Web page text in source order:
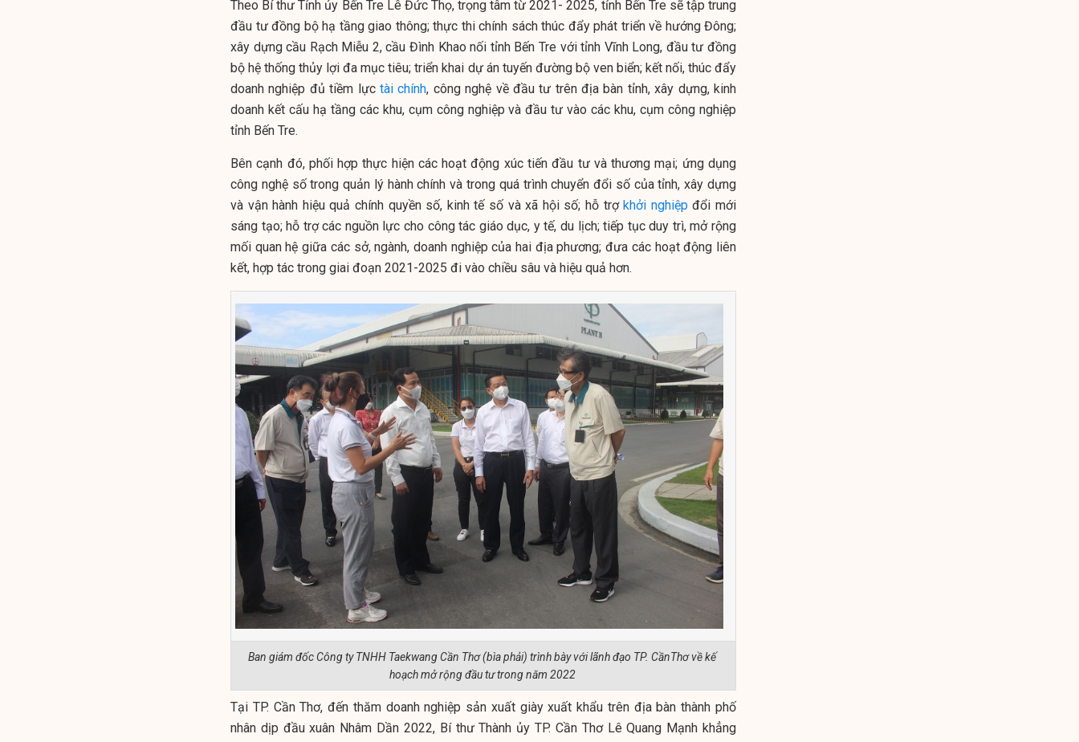
Theo Bí thư Tỉnh ủy Bến Tre Lê Đức Thọ, trọng tâm từ 2021- 2025, tỉnh Bến Tre sẽ tập trung
đầu tư đồng bộ hạ tầng giao thông; thực thi chính sách thúc đẩy phát triển về hướng Đông;
xây dựng cầu Rạch Miễu 2, cầu Đình Khao nối tỉnh Bến Tre với tỉnh Vĩnh Long, đầu tư đồng
bộ hệ thống thủy lợi đa mục tiêu; triển khai dự án tuyến đường bộ ven biển; kết nối, thúc đẩy
doanh nghiệp đủ tiềm lực tài chính, công nghệ về đầu tư trên địa bàn tỉnh, xây dựng, kinh
doanh kết cấu hạ tầng các khu, cụm công nghiệp và đầu tư vào các khu, cụm công nghiệp
tỉnh Bến Tre.
Bên cạnh đó, phối hợp thực hiện các hoạt động xúc tiến đầu tư và thương mại; ứng dụng
công nghệ số trong quản lý hành chính và trong quá trình chuyển đổi số của tỉnh, xây dựng
và vận hành hiệu quả chính quyền số, kinh tế số và xã hội số; hỗ trợkhởi nghiệpđổi mới
sáng tạo; hỗ trợ các nguồn lực cho công tác giáo dục, y tế, du lịch; tiếp tục duy trì, mở rộng
mối quan hệ giữa các sở, ngành, doanh nghiệp của hai địa phương; đưa các hoạt động liên
kết, hợp tác trong giai đoạn 2021-2025 đi vào chiều sâu và hiệu quả hơn.
Ban giám đốc Công ty TNHH Taekwang Cần Thơ (bìa phải) trình bày với lãnh đạo TP. CầnThơ về kế
hoạch mở rộng đầu tư trong năm 2022
Tại TP. Cần Thơ, đến thăm doanh nghiệp sản xuất giày xuất khẩu trên địa bàn thành phố
nhân dịp đầu xuân Nhâm Dần 2022, Bí thư Thành ủy TP. Cần Thơ Lê Quang Mạnh khẳng